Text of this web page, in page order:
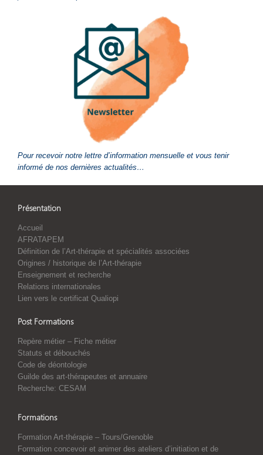
Pour recevoir notre lettre d’information mensuelle et vous tenir
informé de nos dernières actualités…
Présentation
Accueil
AFRATAPEM
Définition de l’Art-thérapie et spécialités associées
Origines / historique de l’Art-thérapie
Enseignement et recherche
Relations internationales
Lien vers le certificat Qualiopi
Post Formations
Repère métier – Fiche métier
Statuts et débouchés
Code de déontologie
Guilde des art-thérapeutes et annuaire
Recherche: CESAM
Formations
Formation Art-thérapie – Tours/Grenoble
Formation concevoir et animer des ateliers d’initiation et de